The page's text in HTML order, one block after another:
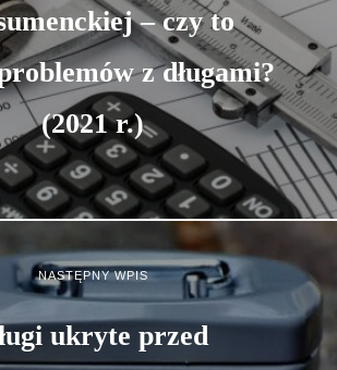
– czy to
z długami?
(2021 r.)
NASTĘPNY WPIS
ukryte przed